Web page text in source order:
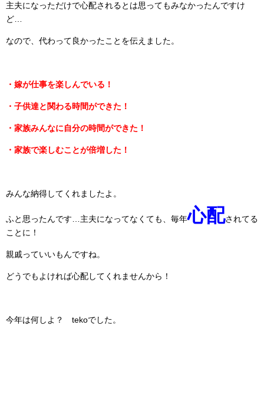
主夫になっただけで心配されるとは思ってもみなかったんですけ
ど…
なので、代わって良かったことを伝えました。
・嫁が仕事を楽しんでいる！
・子供達と関わる時間ができた！
・家族みんなに自分の時間ができた！
・家族で楽しむことが倍増した！
みんな納得してくれましたよ。
ふと思ったんです…主夫になってなくても、毎年心配されてる
ことに！
親戚っていいもんですね。
どうでもよければ心配してくれませんから！
今年は何しよ？ tekoでした。